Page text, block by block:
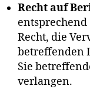
Recht auf
entsprechend
Recht, die
betreffenden
Sie
verlangen.